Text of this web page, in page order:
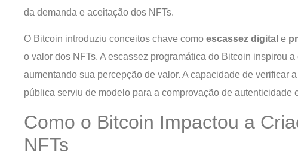
da demanda e aceitação dos NFTs.
O Bitcoin introduziu conceitos chave como escassez digital e
o valor dos NFTs. A escassez programática do Bitcoin inspirou
aumentando sua percepção de valor. A capacidade de verificar
pública serviu de modelo para a comprovação de autenticidade
Como o Bitcoin Impactou a
NFTs